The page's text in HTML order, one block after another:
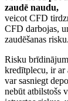
zaudē naudu,
veicot CFD
CFD darbojas,
zaudēšanas risku.
Risku
kredītplecu, ir ar
var sasniegt
nebūt atbilstošs